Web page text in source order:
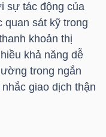
sự tác động của
quan sát kỹ trong
khoản thị
khả năng dễ
trong ngắn
giao dịch thận